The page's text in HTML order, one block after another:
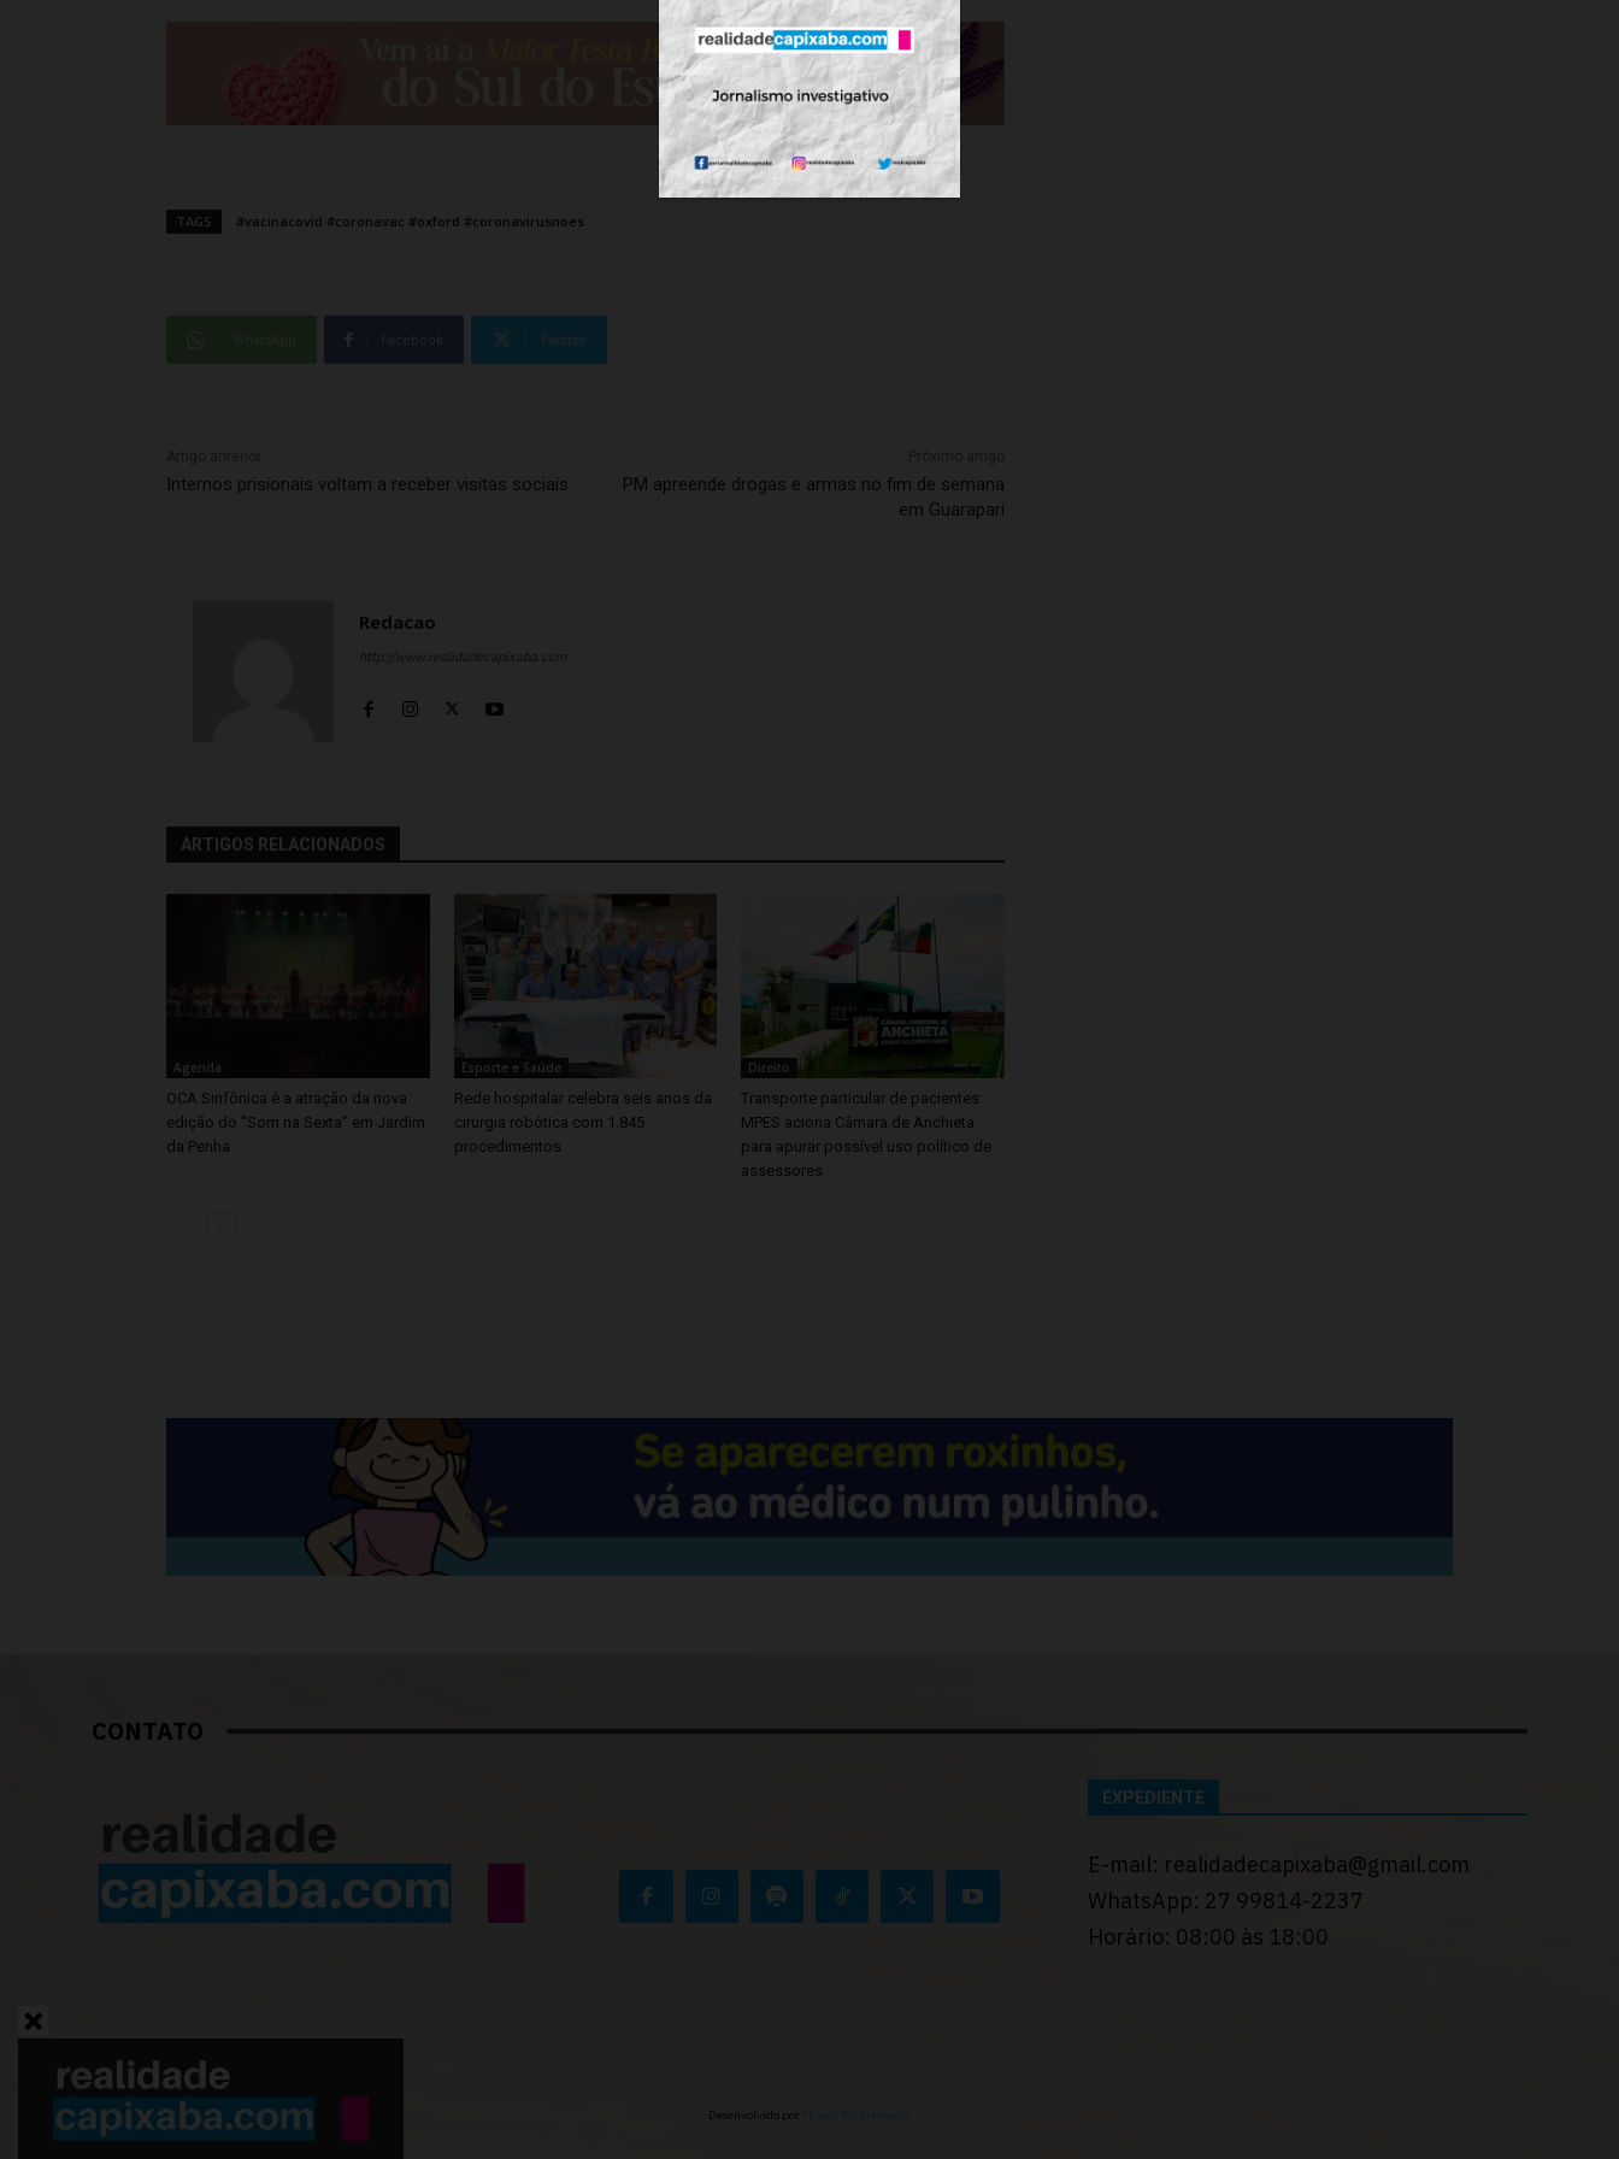
TAGS #vacinacovid #coronavac #oxford #coronavirusnoes
Facebook Twitter
Internos prisionais voltam a receber visitas sociais
PM apreende drogas e armas no fim de semana
em Guarapari
Redacao
http://www.realidadecapixaba.com
ARTIGOS RELACIONADOS
Agenda
OCA Sinfônica é a atração da nova
edição do “Som na Sexta” em Jardim
da Penha
Esporte e Saúde
Rede hospitalar celebra seis anos da
cirurgia robótica com 1.845
procedimentos
Direito
Transporte particular de pacientes:
MPES aciona Câmara de Anchieta
para apurar possível uso político de
assessores
CONTATO
EXPEDIENTE
E-mail: realidadecapixaba@gmail.com
WhatsApp: 27 99814-2237
Horário: 08:00 às 18:00
Desenvolvido por